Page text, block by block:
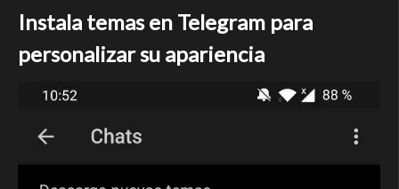
Instala temas en Telegram para
personalizar su apariencia